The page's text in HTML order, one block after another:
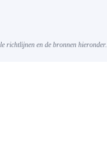
richtlijnen en de bronnen hieronder.